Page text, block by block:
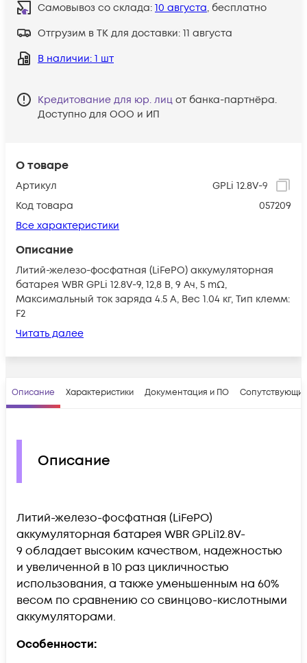
О товаре
Артикул
GPLi 12.8V-9
Код товара
057209
Все характеристики
Описание
Литий-железо-фосфатная (LiFePO) аккумуляторная
батарея WBR GPLi 12.8V-9, 12,8 В, 9 Ач, 5 mΩ,
Максимальный ток заряда 4.5 А, Вес 1.04 кг, Тип клемм:
F2
Читать далее
Самовывоз со склада: 10 августа, бесплатно
Отгрузим в ТК для доставки: 11 августа
В наличии: 1 шт
Кредитование для юр. лиц от банка-партнёра.
Доступно для ООО и ИП
Описание Характеристики Документация и ПО
Описание
Литий-железо-фосфатная (LiFePO)
аккумуляторная батарея WBR GPLi12.8V-
9 обладает высоким качеством, надежностью
и увеличенной в 10 раз цикличностью
использования, а также уменьшенным на 60%
весом по сравнению со свинцово-кислотными
аккумуляторами.
Особенности: